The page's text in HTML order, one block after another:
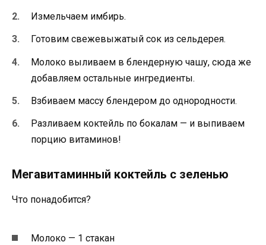
Измельчаем имбирь.
Готовим свежевыжатый сок из сельдерея.
Молоко выливаем в блендерную чашу, сюда же
добавляем остальные ингредиенты.
Взбиваем массу блендером до однородности.
Разливаем коктейль по бокалам — и выпиваем
порцию витаминов!
Мегавитаминный коктейль с зеленью
Что понадобится?
Молоко — 1 стакан